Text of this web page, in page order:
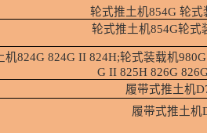
轮式推土机854G 轮式
轮式推土机854G轮式
机824G 824G II 824H;轮式装载机980G
G II 825H 826G
履带式推土机
履带式推土机